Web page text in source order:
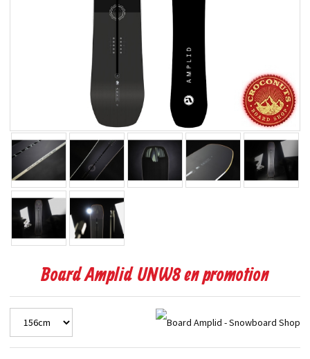
Board Amplid UNW8 en promotion